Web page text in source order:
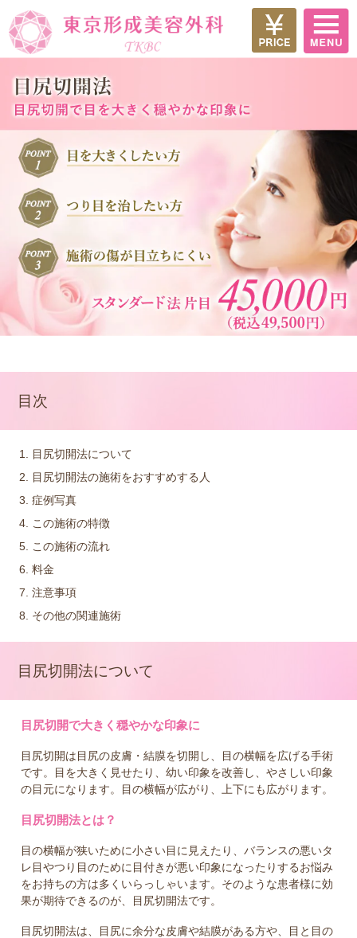
目次
目尻切開法について
目尻切開法の施術をおすすめする人
症例写真
この施術の特徴
この施術の流れ
料金
注意事項
その他の関連施術
目尻切開法について
目尻切開で大きく穏やかな印象に
目尻切開は目尻の皮膚・結膜を切開し、目の横幅を広げる手術
です。目を大きく見せたり、幼い印象を改善し、やさしい印象
の目元になります。目の横幅が広がり、上下にも広がります。
目尻切開法とは？
目の横幅が狭いために小さい目に見えたり、バランスの悪いタ
レ目やつり目のために目付きが悪い印象になったりするお悩み
をお持ちの方は多くいらっしゃいます。そのような患者様に効
果が期待できるのが、目尻切開法です。
目尻切開法は、目尻に余分な皮膚や結膜がある方や、目と目の